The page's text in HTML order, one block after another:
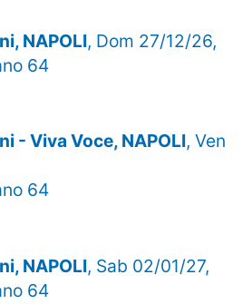
NAPOLI, Dom 27/12/26,
64
- Viva Voce, NAPOLI, Ven
64
NAPOLI, Sab 02/01/27,
64